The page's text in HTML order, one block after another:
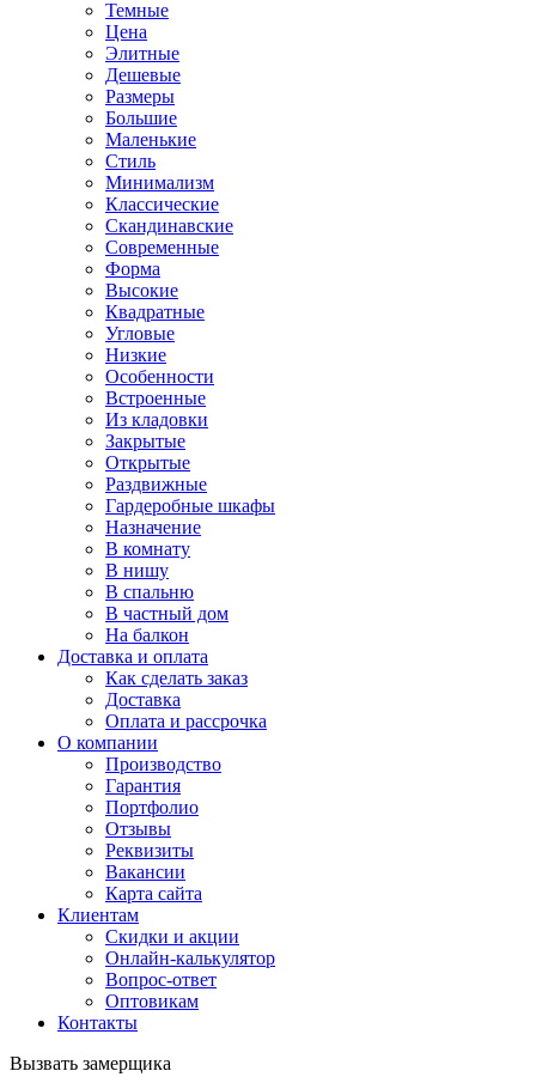
Темные
Цена
Элитные
Дешевые
Размеры
Большие
Маленькие
Стиль
Минимализм
Классические
Скандинавские
Современные
Форма
Высокие
Квадратные
Угловые
Низкие
Особенности
Встроенные
Из кладовки
Закрытые
Открытые
Раздвижные
Гардеробные шкафы
Назначение
В комнату
В нишу
В спальню
В частный дом
На балкон
Доставка и оплата
Как сделать заказ
Доставка
Оплата и рассрочка
О компании
Производство
Гарантия
Портфолио
Отзывы
Реквизиты
Вакансии
Карта сайта
Клиентам
Скидки и акции
Онлайн-калькулятор
Вопрос-ответ
Оптовикам
Контакты
Вызвать замерщика